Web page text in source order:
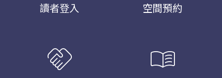
讀者登入 空間預約
handshake menu_book